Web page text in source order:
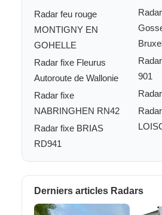
Radar feu rouge
MONTIGNY EN
GOHELLE
Radar fixe Fleurus
Autoroute de Wallonie
Radar fixe
NABRINGHEN RN42
Radar fixe BRIAS
RD941
901
Derniers articles Radars